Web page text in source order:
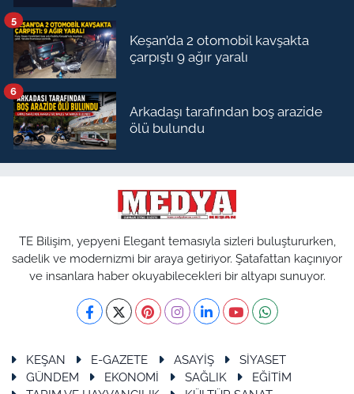
Keşan’da 2 otomobil kavşakta
çarpıştı 9 ağır yaralı
5
Arkadaşı tarafından boş arazide
ölü bulundu
6
TE Bilişim, yepyeni Elegant temasıyla sizleri buluştururken,
sadelik ve modernizmi bir araya getiriyor. Şatafattan kaçınıyor
ve insanlara haber okuyabilecekleri bir altyapı sunuyor.
KEŞAN E-GAZETE ASAYİŞ
SİYASET
GÜNDEM
EKONOMİ SAĞLIK
EĞİTİM